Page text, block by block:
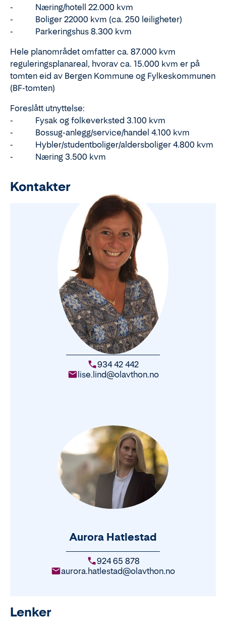
- Næring/hotell 22.000 kvm
- Boliger 22000 kvm (ca. 250 leiligheter)
- Parkeringshus 8.300 kvm
Hele planområdet omfatter ca. 87.000 kvm
reguleringsplanareal, hvorav ca. 15.000 kvm er på
tomten eid av Bergen Kommune og Fylkeskommunen
(BF-tomten)
Foreslått utnyttelse:
- Fysak og folkeverksted 3.100 kvm
- Bossug-anlegg/service/handel 4.100 kvm
- Hybler/studentboliger/aldersboliger 4.800 kvm
- Næring 3.500 kvm
Kontakter
Lise Lind
934 42 442
lise.lind@olavthon.no
Aurora Hatlestad
924 65 878
aurora.hatlestad@olavthon.no
Lenker